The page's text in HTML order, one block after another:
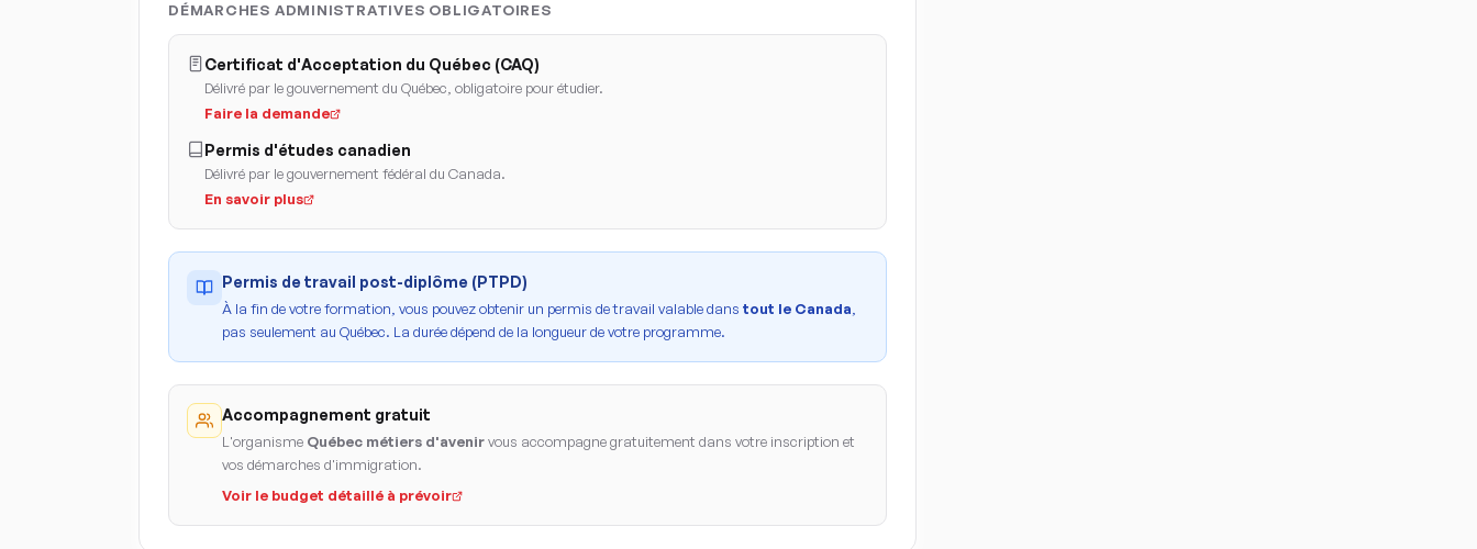
DÉMARCHES ADMINISTRATIVES OBLIGATOIRES
Certificat d'Acceptation du Québec (CAQ)
Délivré par le gouvernement du Québec, obligatoire pour étudier.
Faire la demande
Permis d'études canadien
Délivré par le gouvernement fédéral du Canada.
En savoir plus
Permis de travail post-diplôme (PTPD)
À la fin de votre formation, vous pouvez obtenir un permis de travail valable dans tout le Canada
pas seulement au Québec. La durée dépend de la longueur de votre programme.
Accompagnement gratuit
L'organisme Québec métiers d'avenirvous accompagne gratuitement dans votre inscription et
vos démarches d'immigration.
Voir le budget détaillé à prévoir